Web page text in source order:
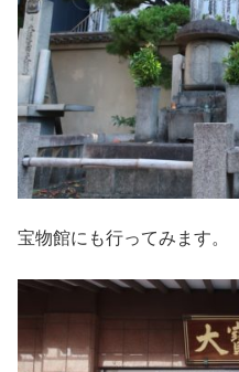
宝物館にも行ってみます。